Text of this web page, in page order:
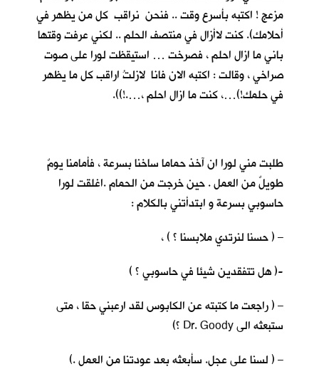
مزعج ! اكتبه بأسرع وقت .. فنحن نراقب كل من يظهر في
أحلامك). كنت لاأزال في منتصف الحلم .. لكني عرفت وقتها
باني ما ازال احلم ، فصرخت … استيقظت لورا على صوت
صراخي ، وقالت : اكتبه الان فانا لازلتُ اراقب كل ما يظهر
في حلمك!)…، كنت ما ازال احلم ،….!)).
طلبت مني لورا ان آخذ حماما ساخنا بسرعة ، فأمامنا يومٌ
طويلٌ من العمل . حين خرجت من الحمام .اغلقت لورا
حاسوبي بسرعة و ابتدأتني بالكلام :
– ( حسنا لنرتدي ملابسنا ؟ ) ،
-( هل تتفقدين شيئا في حاسوبي ؟ )
– ( راجعت ما كتبته عن الكابوس لقد ارعبني حقا ، متى
ستبعثه الى Dr. Goody ؟)
– ( لسنا على عجل. سأبعثه بعد عودتنا من العمل .)